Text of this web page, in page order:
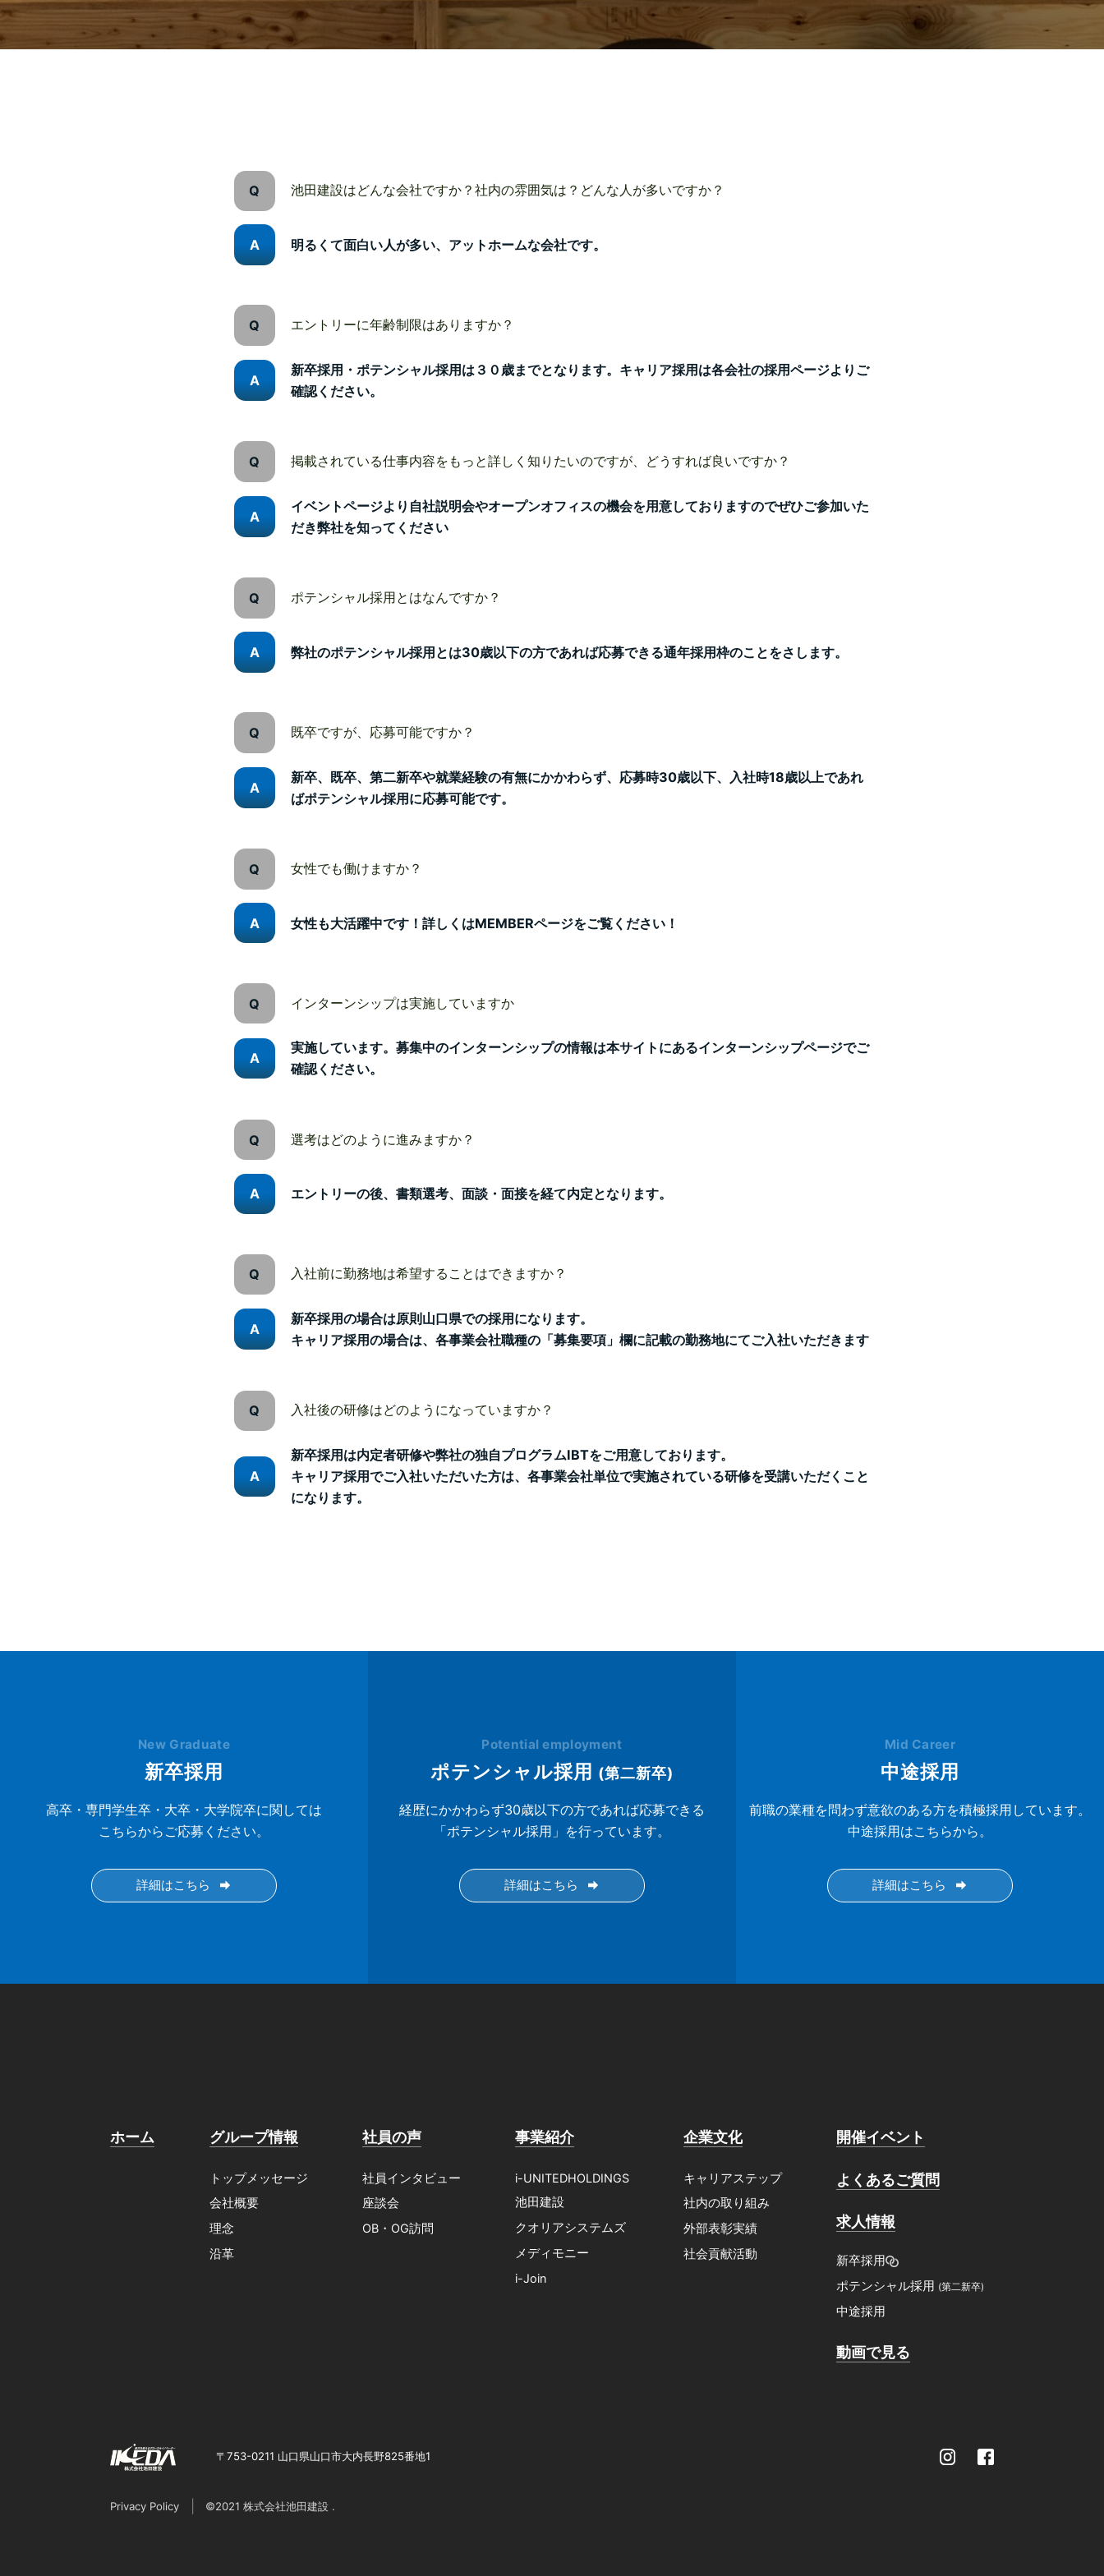
池田建設はどんな会社ですか？社内の雰囲気は？どんな人が多いですか？
明るくて面白い人が多い、アットホームな会社です。
エントリーに年齢制限はありますか？
新卒採用・ポテンシャル採用は３０歳までとなります。キャリア採用は各会社の採用ページよりご
確認ください。
掲載されている仕事内容をもっと詳しく知りたいのですが、どうすれば良いですか？
イベントページより自社説明会やオープンオフィスの機会を用意しておりますのでぜひご参加いた
だき弊社を知ってください
ポテンシャル採用とはなんですか？
弊社のポテンシャル採用とは30歳以下の方であれば応募できる通年採用枠のことをさします。
既卒ですが、応募可能ですか？
新卒、既卒、第二新卒や就業経験の有無にかかわらず、応募時30歳以下、入社時18歳以上であれ
ばポテンシャル採用に応募可能です。
女性でも働けますか？
女性も大活躍中です！詳しくはMEMBERページをご覧ください！
インターンシップは実施していますか
実施しています。募集中のインターンシップの情報は本サイトにあるインターンシップページでご
確認ください。
選考はどのように進みますか？
エントリーの後、書類選考、面談・面接を経て内定となります。
入社前に勤務地は希望することはできますか？
新卒採用の場合は原則山口県での採用になります。
キャリア採用の場合は、各事業会社職種の「募集要項」欄に記載の勤務地にてご入社いただきます
入社後の研修はどのようになっていますか？
新卒採用は内定者研修や弊社の独自プログラムIBTをご用意しております。
キャリア採用でご入社いただいた方は、各事業会社単位で実施されている研修を受講いただくこと
になります。
New Graduate
新卒採用
高卒・専門学生卒・大卒・大学院卒に関しては
こちらからご応募ください。
詳細はこちら
Potential employment
ポテンシャル採用 (第二新卒)
経歴にかかわらず30歳以下の方であれば応募できる
「ポテンシャル採用」を行っています。
詳細はこちら
Mid Career
中途採用
前職の業種を問わず意欲のある方を積極採用しています。
中途採用はこちらから。
詳細はこちら
ホーム グループ情報
トップメッセージ
会社概要
理念
沿革
社員の声
社員インタビュー
座談会
OB・OG訪問
事業紹介
i-UNITEDHOLDINGS
池田建設
クオリアシステムズ
メディモニー
i-Join
企業文化
キャリアステップ
社内の取り組み
外部表彰実績
社会貢献活動
開催イベント
よくあるご質問
求人情報
新卒採用
ポテンシャル採用 (第二新卒)
中途採用
動画で見る
〒753-0211 山口県山口市大内長野825番地1
Privacy Policy ©2021 株式会社池田建設 .